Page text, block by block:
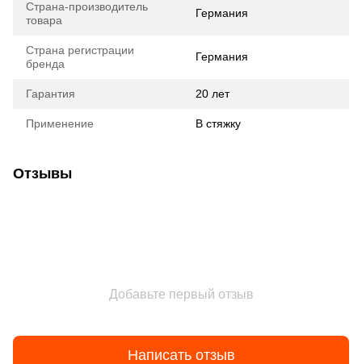
Страна-производитель
товара
Германия
Страна регистрации
бренда
Германия
Гарантия 20 лет
Применение В стяжку
Отзывы
Добавьте первый отзыв
Написать отзыв